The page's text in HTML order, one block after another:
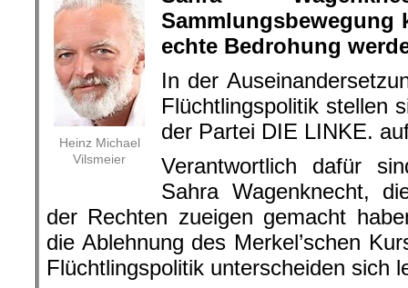
Heinz Michael
Vilsmeier
Sammlungsbewegung
echte Bedrohung
In der
Flüchtlingspolitik stellen
der Partei DIE LINKE.
Verantwortlich dafür
Sahra Wagenknecht,
der Rechten zueigen gemacht
die Ablehnung des Merkel’schen
Flüchtlingspolitik unterscheiden sich